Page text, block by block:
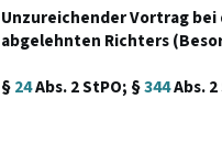
Unzureichender Vortrag
abgelehnten Richters
§24Abs. 2 StPO; §344Abs. 2